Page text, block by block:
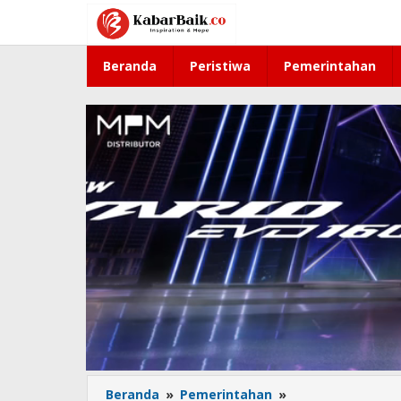
konten
Beranda Peristiwa Pemerintahan
Beranda » Pemerintahan »